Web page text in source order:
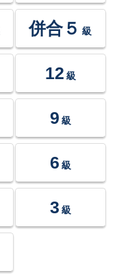
併合５ 級
12 級
9 級
6 級
3 級